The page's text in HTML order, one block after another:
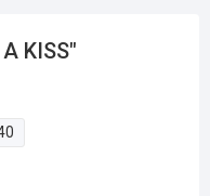
KISS"